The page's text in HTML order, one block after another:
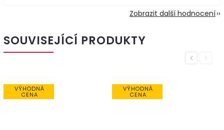
Zobrazit další hodnocení
SOUVISEJÍCÍ PRODUKTY
Previous
VÝHODNÁ
CENA
VÝHODNÁ
CENA
Next